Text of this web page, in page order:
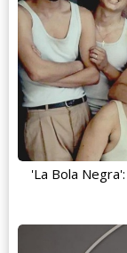
'La Bola